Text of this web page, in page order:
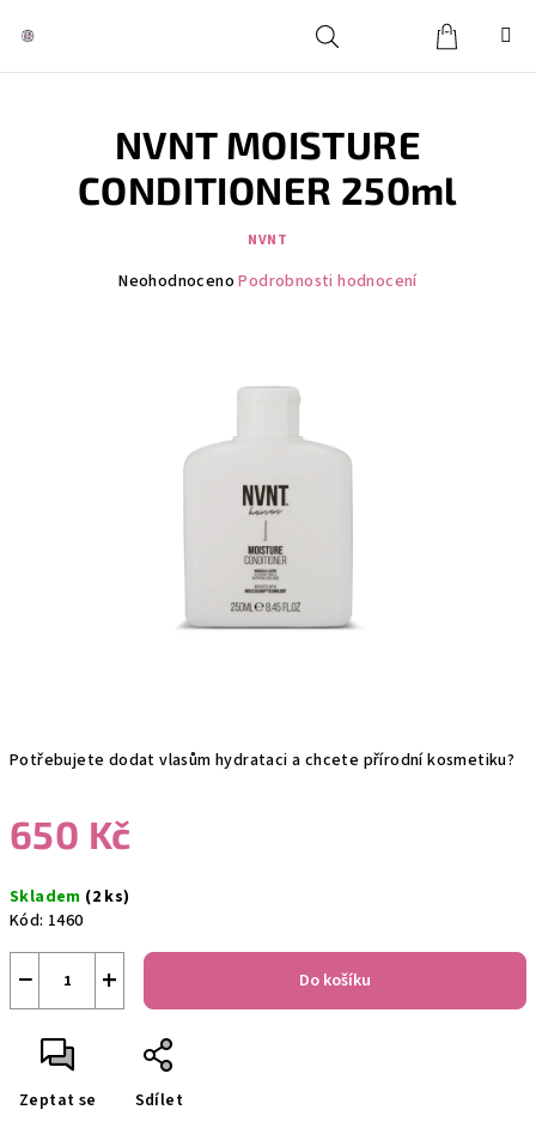
HledatPřihlášeníKošík
Potřebujete dodat vlasům hydrataci a chcete přírodní kosmetiku?
650 Kč
cena:
Skladem (2 ks)
Kód: 1460
+
− Do košíku
Zeptat se Sdílet
NVNT MOISTURE
CONDITIONER 250ml
NVNT
Průměrné
hvězdiček.
Neohodnoceno Podrobnosti hodnocení